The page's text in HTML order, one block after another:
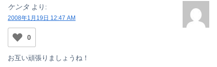
ケンタ より:
2008年1月19日 12:47 AM
0
お互い頑張りましょうね！